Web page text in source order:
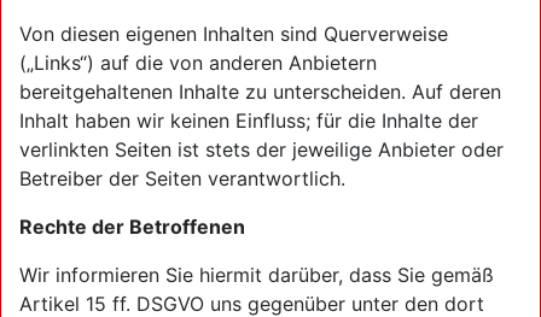
Von diesen eigenen Inhalten sind Querverweise
(„Links“) auf die von anderen Anbietern
bereitgehaltenen Inhalte zu unterscheiden. Auf deren
Inhalt haben wir keinen Einfluss; für die Inhalte der
verlinkten Seiten ist stets der jeweilige Anbieter oder
Betreiber der Seiten verantwortlich.
Rechte der Betroffenen
Wir informieren Sie hiermit darüber, dass Sie gemäß
Artikel 15 ff. DSGVO uns gegenüber unter den dort